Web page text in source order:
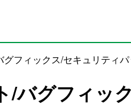
グフィックス/セキュリティ
/バグフィッ